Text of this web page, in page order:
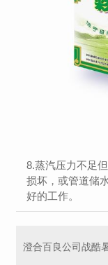
8.蒸汽压力不足
损坏，或管道储
好的工作。